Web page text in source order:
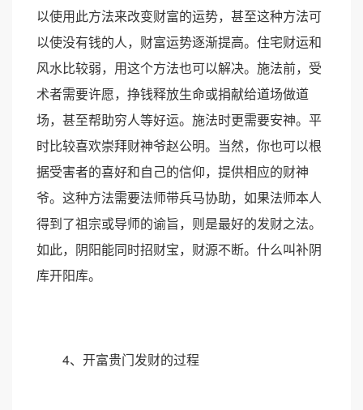
以使用此方法来改变财富的运势，甚至这种方法可
以使没有钱的人，财富运势逐渐提高。住宅财运和
风水比较弱，用这个方法也可以解决。施法前，受
术者需要许愿，挣钱释放生命或捐献给道场做道
场，甚至帮助穷人等好运。施法时更需要安神。平
时比较喜欢崇拜财神爷赵公明。当然，你也可以根
据受害者的喜好和自己的信仰，提供相应的财神
爷。这种方法需要法师带兵马协助，如果法师本人
得到了祖宗或导师的谕旨，则是最好的发财之法。
如此，阴阳能同时招财宝，财源不断。什么叫补阴
库开阳库。
4、开富贵门发财的过程